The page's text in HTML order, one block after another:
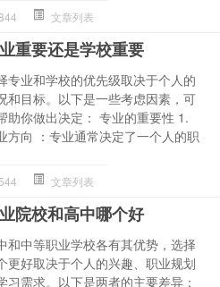
文章列表
重要还是学校重要
专业和学校的优先级取决于个人的
和目标。以下是一些考虑因素，可
助你做出决定： 专业的重要性 1.
方向 ：专业通常决定了一个人的职
544 文章列表
院校和高中哪个好
和中等职业学校各有其优势，选择
更好取决于个人的兴趣、职业规划
习需求。以下是两者的主要差异：